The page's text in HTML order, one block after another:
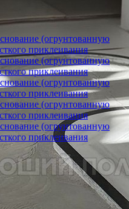
уклона
(огрунтованную
приклеивания